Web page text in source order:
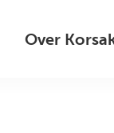
Over